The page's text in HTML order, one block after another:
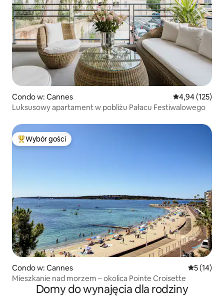
Condo w: Cannes Średnia
4,94 (125)
Luksusowy apartament w pobliżu Pałacu Festiwalowego
Najpopularniejsze z kategorii Wybór gości
Wybór gości
Condo w: Cannes Średnia
5 (14)
Mieszkanie nad morzem – okolica Pointe Croisette
Domy do wynajęcia dla rodziny